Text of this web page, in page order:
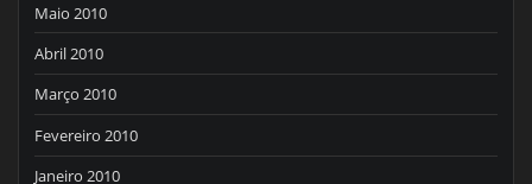
Maio 2010
Abril 2010
Março 2010
Fevereiro 2010
Janeiro 2010